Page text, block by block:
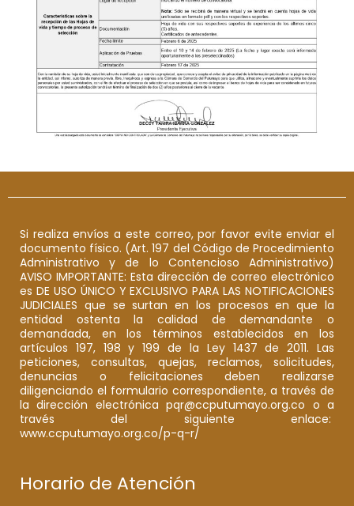
Si realiza envíos a este correo, por favor evite enviar el
documento físico. (Art. 197 del Código de Procedimiento
Administrativo y de lo Contencioso Administrativo)
AVISO IMPORTANTE: Esta dirección de correo electrónico
es DE USO ÚNICO Y EXCLUSIVO PARA LAS NOTIFICACIONES
JUDICIALES que se surtan en los procesos en que la
entidad ostenta la calidad de demandante o
demandada, en los términos establecidos en los
artículos 197, 198 y 199 de la Ley 1437 de 2011. Las
peticiones, consultas, quejas, reclamos, solicitudes,
denuncias o felicitaciones deben realizarse
diligenciando el formulario correspondiente, a través de
la dirección electrónica pqr@ccputumayo.org.co o a
través del siguiente enlace:
www.ccputumayo.org.co/p-q-r/
Horario de Atención